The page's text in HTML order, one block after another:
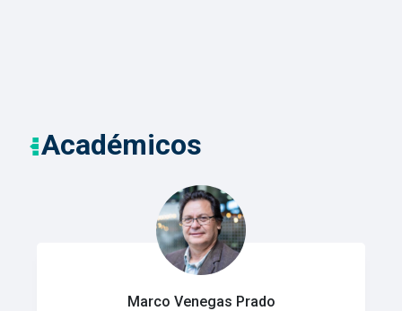
Académicos
Marco Venegas Prado